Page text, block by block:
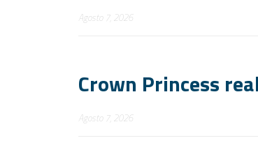
Agosto 7, 2026
Crown Princess
Agosto 7, 2026